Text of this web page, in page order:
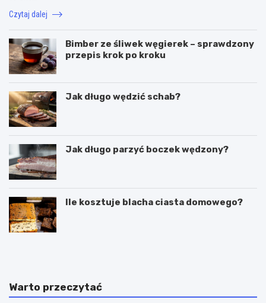
Czytaj dalej
Bimber ze śliwek węgierek – sprawdzony
przepis krok po kroku
Jak długo wędzić schab?
Jak długo parzyć boczek wędzony?
Ile kosztuje blacha ciasta domowego?
C
l
a
P
r
k
Warto przeczytać